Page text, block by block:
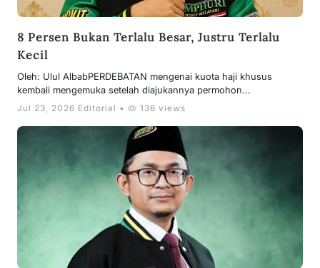
8 Persen Bukan Terlalu Besar, Justru Terlalu
Kecil
Oleh: Ulul AlbabPERDEBATAN mengenai kuota haji khusus
kembali mengemuka setelah diajukannya permohon...
Jul 23, 2026 Editorial • 136 views